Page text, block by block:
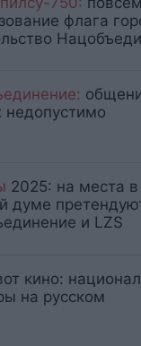
флага
недопустимо
2025: на места
думе
и LZS
кино:
на русском